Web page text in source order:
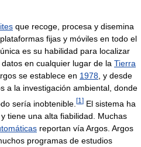
que recoge, procesa y disemina
fijas y móviles en todo el
es su habilidad para localizar
en cualquier lugar de la Tierra
se establece en 1978 , y desde
a la investigación ambiental, donde
sería inobtenible. [1 ] El sistema ha
tiene una alta fiabilidad. Muchas
reportan vía Argos. Argos
programas de estudios